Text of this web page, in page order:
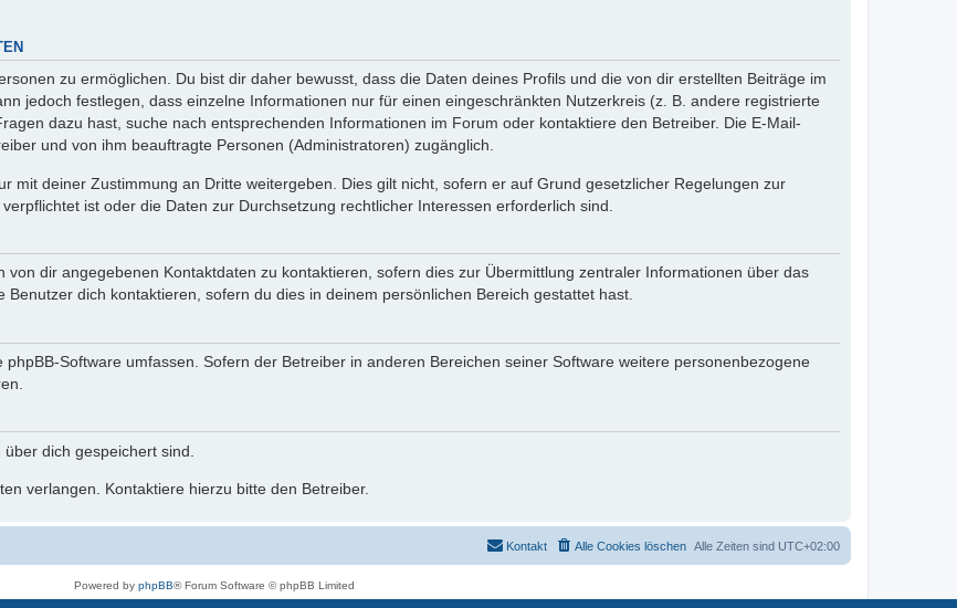
zu ermöglichen. Du bist dir daher bewusst, dass die Daten deines Profils und die von dir erstellten Beiträge im
jedoch festlegen, dass einzelne Informationen nur für einen eingeschränkten Nutzerkreis (z. B. andere registrierte
dazu hast, suche nach entsprechenden Informationen im Forum oder kontaktiere den Betreiber. Die E-Mail-
und von ihm beauftragte Personen (Administratoren) zugänglich.
mit deiner Zustimmung an Dritte weitergeben. Dies gilt nicht, sofern er auf Grund gesetzlicher Regelungen zur
ist oder die Daten zur Durchsetzung rechtlicher Interessen erforderlich sind.
dir angegebenen Kontaktdaten zu kontaktieren, sofern dies zur Übermittlung zentraler Informationen über das
dich kontaktieren, sofern du dies in deinem persönlichen Bereich gestattet hast.
Software umfassen. Sofern der Betreiber in anderen Bereichen seiner Software weitere personenbezogene
dich gespeichert sind.
verlangen. Kontaktiere hierzu bitte den Betreiber.
Alle Zeiten sind UTC+02:00
Alle Cookies löschen
Kontakt
Powered by phpBB® Forum Software © phpBB Limited